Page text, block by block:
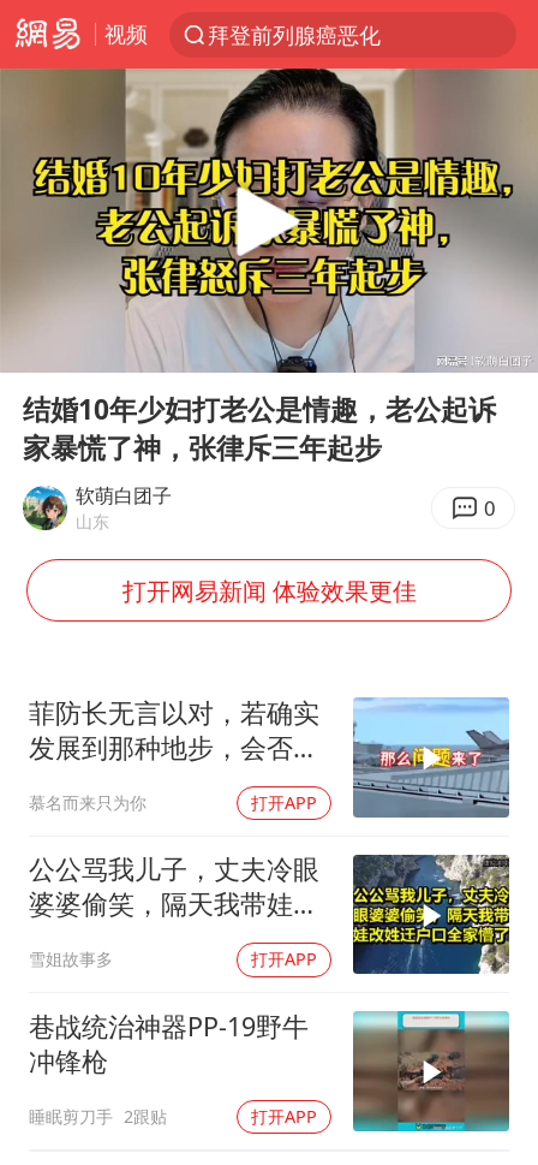
视频
拜登前列腺癌恶化
“白海豚”逼近浙闽沿海
“伊斯兰版北约”出现
外国游客的“中国游三件套”火了
上海大部迎大暴雨
以军士兵把枪口对准中国记者
白海豚在海上打了个结
2026年7月份居民消费价格同比上涨0.5%
方桃子代言广告视频已下架
辽宁省深化扫黑除恶专项斗争
一周大涨超7% 金价为何突然上涨
央视新主播李秋莹孙亚鹏亮相
构建更高水平的全民健身公共服务体系
Play
结婚10年少妇打老公是情趣，老公起诉
家暴慌了神，张律斥三年起步
软萌白团子
山东 0
打开网易新闻 体验效果更佳
菲防长无言以对，若确实
发展到那种地步，会否上
慕名而来只为你 打开APP
公公骂我儿子，丈夫冷眼
婆婆偷笑，隔天我带娃改
姓迁户口全家懵了！
雪姐故事多 打开APP
巷战统治神器PP-19野牛
冲锋枪
睡眠剪刀手 2跟贴 打开APP